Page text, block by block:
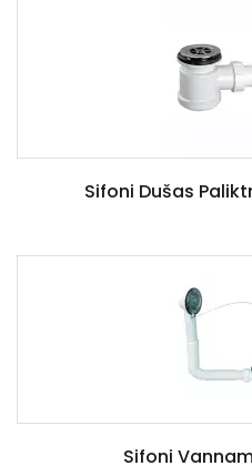
Sifoni Dušas
Sifoni